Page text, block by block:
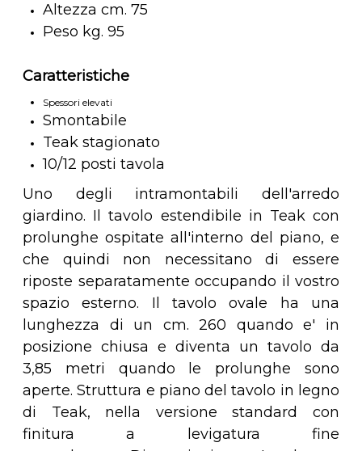
Altezza cm. 75
Peso kg. 95
Caratteristiche
Spessori elevati
Smontabile
Teak stagionato
10/12 posti tavola
Uno degli intramontabili dell'arredo
giardino. Il tavolo estendibile in Teak con
prolunghe ospitate all'interno del piano, e
che quindi non necessitano di essere
riposte separatamente occupando il vostro
spazio esterno. Il tavolo ovale ha una
lunghezza di un cm. 260 quando e' in
posizione chiusa e diventa un tavolo da
3,85 metri quando le prolunghe sono
aperte. Struttura e piano del tavolo in legno
di Teak, nella versione standard con
finitura a levigatura fine